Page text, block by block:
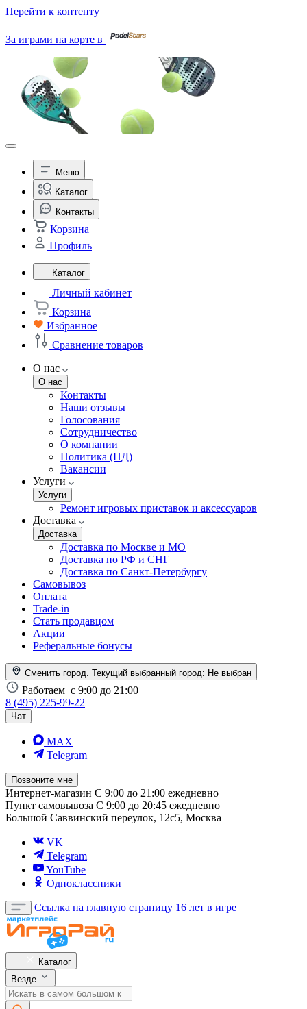
Перейти к контенту
За играми на корте в
Меню
Каталог
Контакты
Корзина
Профиль
Каталог
Личный кабинет
Корзина
Избранное
Сравнение товаров
О нас
О нас
Контакты
Наши отзывы
Голосования
Сотрудничество
О компании
Политика (ПД)
Вакансии
Услуги
Услуги
Ремонт игровых приставок и аксессуаров
Доставка
Доставка
Доставка по Москве и МО
Доставка по РФ и СНГ
Доставка по Санкт-Петербургу
Самовывоз
Оплата
Trade-in
Стать продавцом
Акции
Реферальные бонусы
Сменить город. Текущий выбранный город: Не выбран
Работаем с 9:00 до 21:00
8 (495) 225-99-22
Чат
MAX
Telegram
Позвоните мне
Интернет-магазин С 9:00 до 21:00 ежедневно
Пункт самовывоза С 9:00 до 20:45 ежедневно
Большой Саввинский переулок, 12с5, Москва
VK
Telegram
YouTube
Одноклассники
Ссылка на главную страницу 16 лет в игре
Каталог
Везде